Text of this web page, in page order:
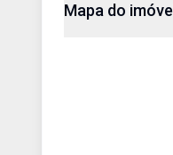
Mapa do imóvel